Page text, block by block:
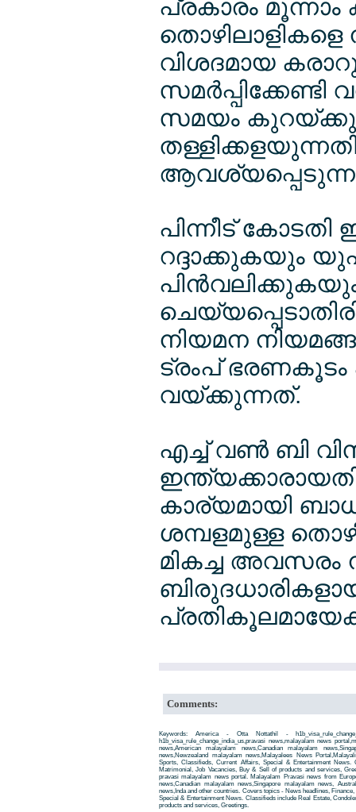
പ്രകാരം
വിശദമായ
സമയം
പിന്നീട്
നിയമന
ട്രംപ് ഭരണകൂടം
വയ്ക്കുന്നത്.
എച്ച് വണ്‍ ബി
കാര്യമായി
ശമ്പളമുള്ള
മികച്ച അവസരം
Comments:
Keywords: America - Otta Nottathil -
h1b_visa_rule_change_india_us,pravasi news,malayalam news
news,American malayalam news,Canadian malayalam
news,Newzealand malayalam news,Malayalees News
Sports, Classifieds, Current Affairs, Special & Entertainment News.
Matrimonial, Job Vacancies, Buy & Sell of products and services,
pravasi malayalam news portal. Malayalam Pravasi news from
news,Canadian malayalam news,Singapore malayalam news,
news,Inda and other countries. Covers topics - News headlines,
Special & Entertainment News. Classifieds include Real Estate,
products and services, Greetings.